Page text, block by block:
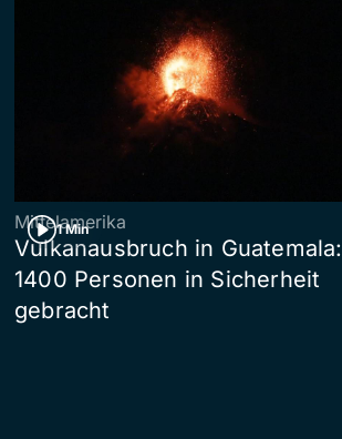
1 Min
Mittelamerika
Vulkanausbruch in Guatemala:
1400 Personen in Sicherheit
gebracht